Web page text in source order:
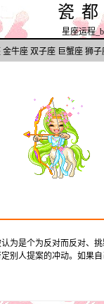
瓷
星座运程
金牛座 双子座 巨蟹座 狮子
为是个为反对而反对、
别人提案的冲动。如果